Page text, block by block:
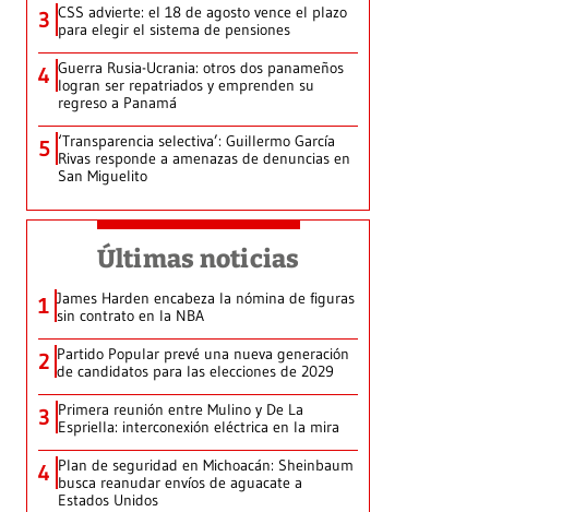
3 CSS advierte: el 18 de agosto vence el plazo
para elegir el sistema de pensiones
4 Guerra Rusia-Ucrania: otros dos panameños
logran ser repatriados y emprenden su
regreso a Panamá
5 ‘Transparencia selectiva’: Guillermo García
Rivas responde a amenazas de denuncias en
San Miguelito
Últimas noticias
1 James Harden encabeza la nómina de figuras
sin contrato en la NBA
2 Partido Popular prevé una nueva generación
de candidatos para las elecciones de 2029
3 Primera reunión entre Mulino y De La
Espriella: interconexión eléctrica en la mira
4 Plan de seguridad en Michoacán: Sheinbaum
busca reanudar envíos de aguacate a
Estados Unidos